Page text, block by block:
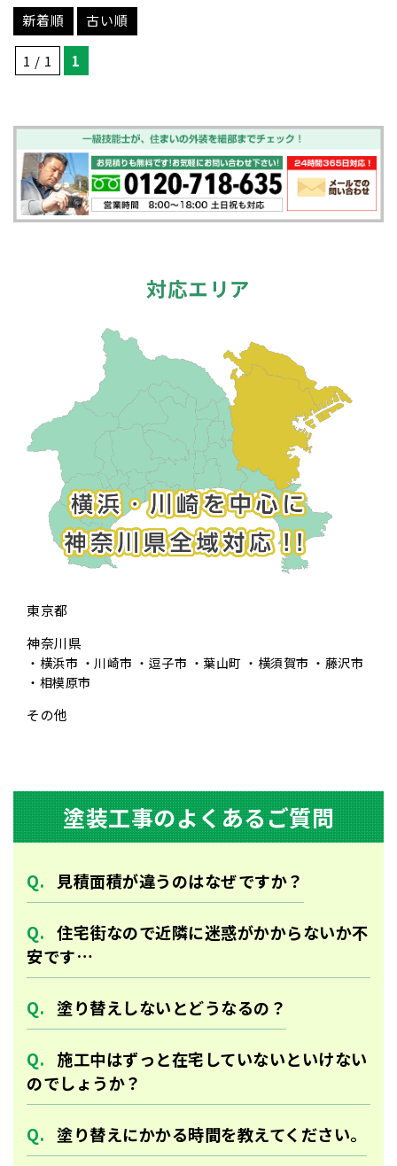
新着順 古い順
1 / 1 1
対応エリア
東京都
神奈川県
横浜市 川崎市 逗子市 葉山町 横須賀市
藤沢市
相模原市
その他
塗装⼯事のよくあるご質問
⾒積⾯積が違うのはなぜですか？
住宅街なので近隣に迷惑がかからないか不
安です…
塗り替えしないとどうなるの？
施工中はずっと在宅していないといけない
のでしょうか？
塗り替えにかかる時間を教えてください。